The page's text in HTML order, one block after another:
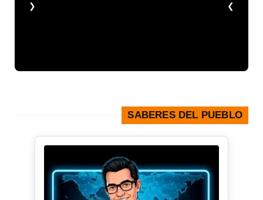
❮ ❯
SABERES DEL PUEBLO